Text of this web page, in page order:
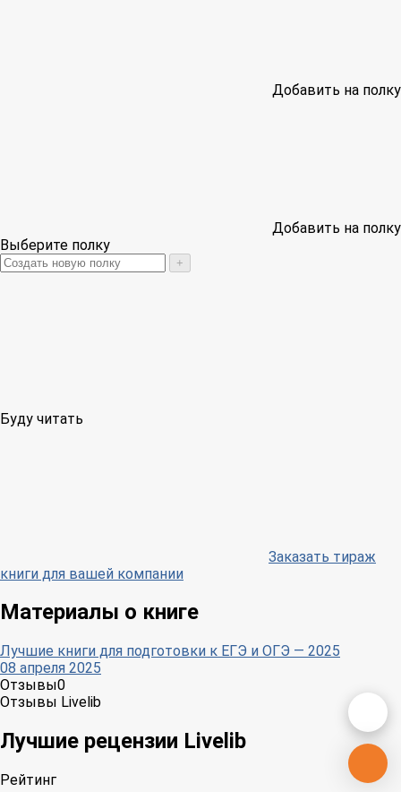
Добавить на полку
Добавить на полку
Выберите полку
+
Буду читать
Заказать тираж
книги для вашей компании
Материалы о книге
Лучшие книги для подготовки к ЕГЭ и ОГЭ — 2025
08 апреля 2025
Отзывы0
Отзывы Livelib
Лучшие рецензии Livelib
Рейтинг